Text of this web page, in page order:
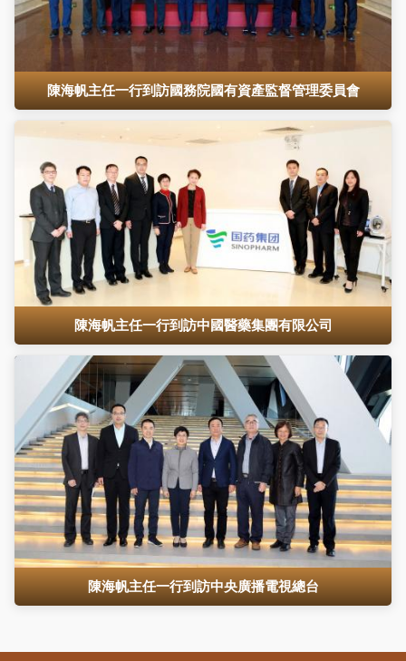
陳海帆主任一行到訪國務院國有資產監督管理委員會
陳海帆主任一行到訪中國醫藥集團有限公司
陳海帆主任一行到訪中央廣播電視總台